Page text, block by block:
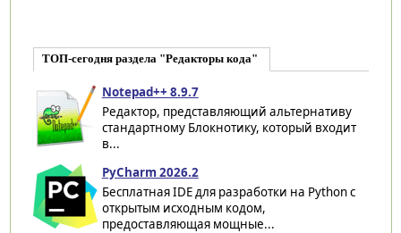
ТОП-сегодня раздела "Редакторы кода"
Notepad++ 8.9.7
Редактор, представляющий альтернативу
стандартному Блокнотику, который входит
в...
PyCharm 2026.2
Бесплатная IDE для разработки на Python с
открытым исходным кодом,
предоставляющая мощные...